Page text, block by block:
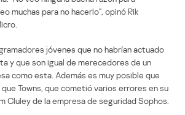
muchas para no hacerlo”, opinó Rik
jóvenes que no habrían actuado
y que son igual de merecedores de un
como esta. Además es muy posible que
Towns, que cometió varios errores en su
Cluley de la empresa de seguridad Sophos.